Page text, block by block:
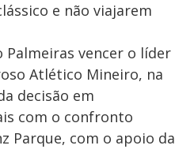
e não viajarem
Palmeiras vencer o líder
Atlético Mineiro, na
decisão em
com o confronto
Parque, com o apoio da